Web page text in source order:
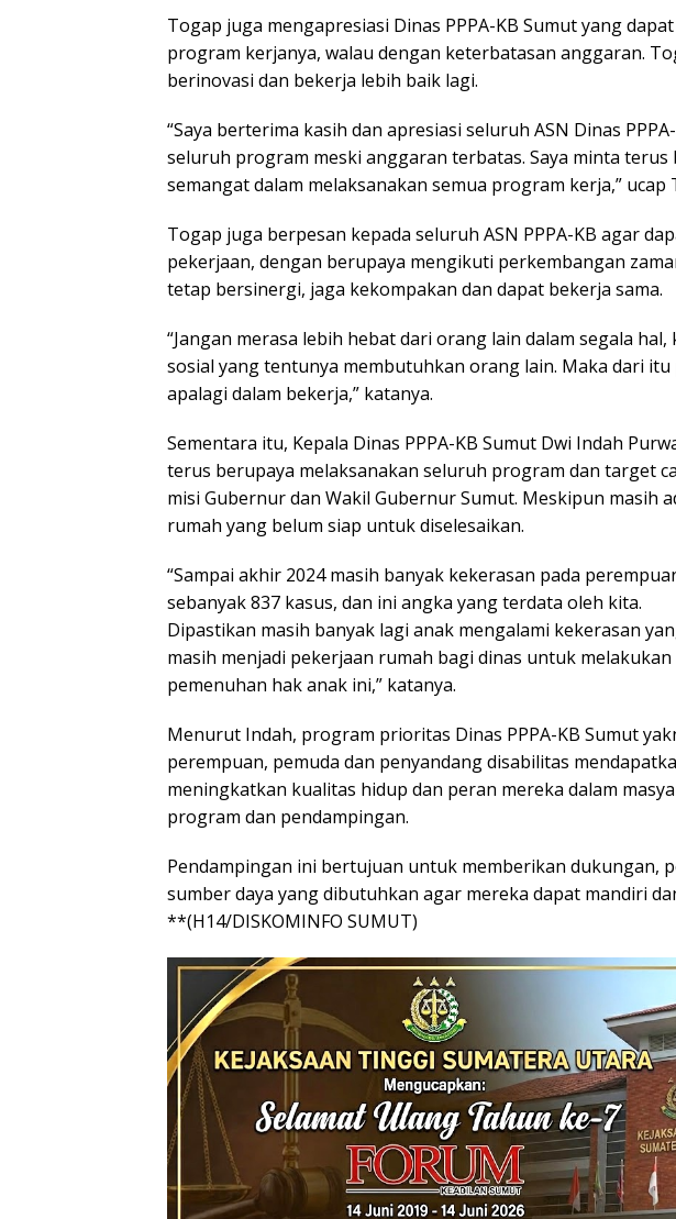
Togap juga mengapresiasi Dinas PPPA-KB Sumut yang
program kerjanya, walau dengan keterbatasan anggaran.
berinovasi dan bekerja lebih baik lagi.
“Saya berterima kasih dan apresiasi seluruh ASN Dinas
seluruh program meski anggaran terbatas. Saya minta terus
semangat dalam melaksanakan semua program kerja,” ucap
Togap juga berpesan kepada seluruh ASN PPPA-KB agar
pekerjaan, dengan berupaya mengikuti perkembangan
tetap bersinergi, jaga kekompakan dan dapat bekerja sama.
“Jangan merasa lebih hebat dari orang lain dalam segala
sosial yang tentunya membutuhkan orang lain. Maka dari
apalagi dalam bekerja,” katanya.
Sementara itu, Kepala Dinas PPPA-KB Sumut Dwi Indah
terus berupaya melaksanakan seluruh program dan target
misi Gubernur dan Wakil Gubernur Sumut. Meskipun masih
rumah yang belum siap untuk diselesaikan.
“Sampai akhir 2024 masih banyak kekerasan pada
sebanyak 837 kasus, dan ini angka yang terdata oleh kita.
Dipastikan masih banyak lagi anak mengalami kekerasan
masih menjadi pekerjaan rumah bagi dinas untuk
pemenuhan hak anak ini,” katanya.
Menurut Indah, program prioritas Dinas PPPA-KB Sumut
perempuan, pemuda dan penyandang disabilitas
meningkatkan kualitas hidup dan peran mereka dalam
program dan pendampingan.
Pendampingan ini bertujuan untuk memberikan dukungan,
sumber daya yang dibutuhkan agar mereka dapat mandiri
**(H14/DISKOMINFO SUMUT)